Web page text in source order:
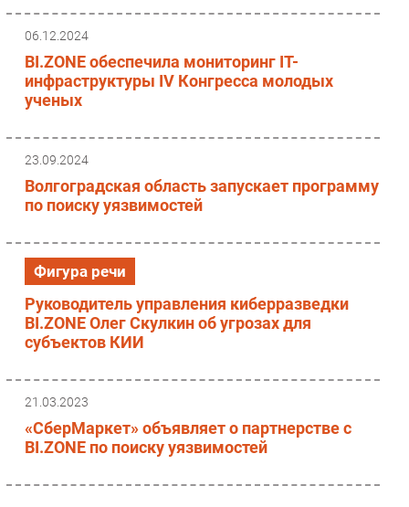
06.12.2024
BI.ZONE обеспечила мониторинг IT-
инфраструктуры IV Конгресса молодых
ученых
23.09.2024
Волгоградская область запускает программу
по поиску уязвимостей
Фигура речи
Руководитель управления киберразведки
BI.ZONE Олег Скулкин об угрозах для
субъектов КИИ
21.03.2023
«СберМаркет» объявляет о партнерстве с
BI.ZONE по поиску уязвимостей